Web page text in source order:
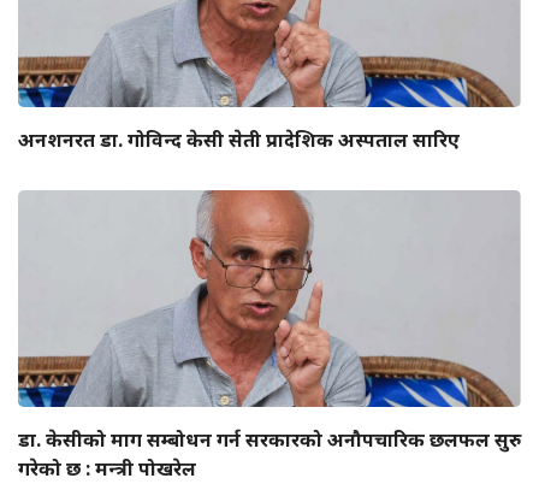
अनशनरत डा. गोविन्द केसी सेती प्रादेशिक अस्पताल सारिए
डा. केसीको माग सम्बोधन गर्न सरकारको अनौपचारिक छलफल सुरु
गरेको छ : मन्त्री पोखरेल